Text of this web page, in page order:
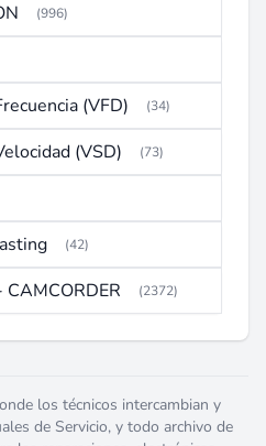
(996)
(VFD) (34)
(VSD) (73)
(42)
(2372)
los técnicos intercambian y
de Servicio, y todo archivo de